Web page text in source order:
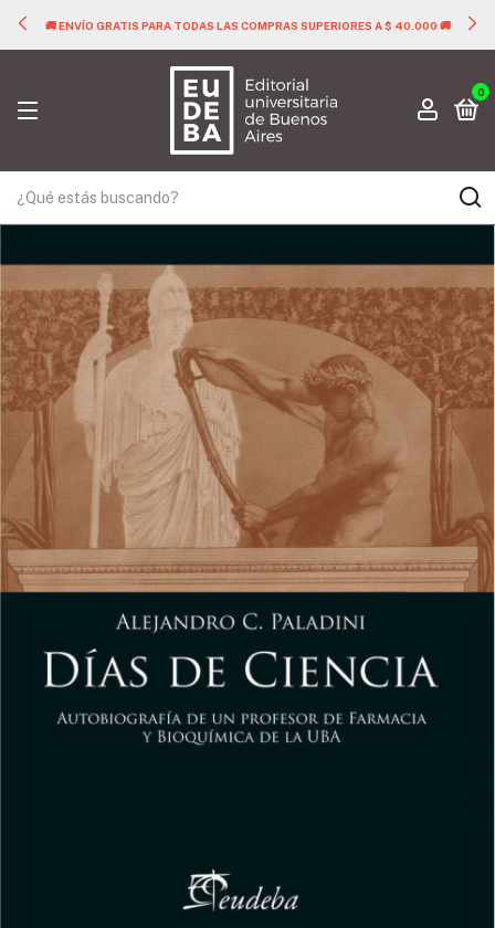
🚚 ENVÍO GRATIS PARA TODAS LAS COMPRAS SUPERIORES A $ 40.000 🚚
0